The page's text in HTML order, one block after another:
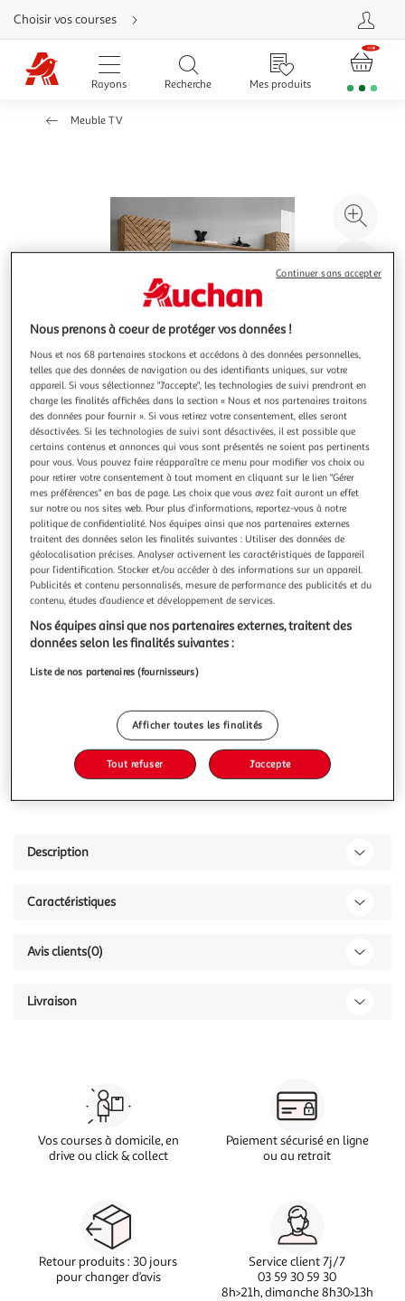
Aller
directement
au
contenu
Aller
directement
Aller
d'aide
Choisir vos courses
Rayons Recherche Mes produits
Meuble TV
à
Illustration
précédente
Illustration
suivante
PARIS PRIX
Ensemble meuble tv switch lamel viii 280cm naturel
Informations Techniques : Dimensions : L. 280 x l. 40 x H.
180 cm (selon positionnement souhaité) Meuble TV : L. 120
x l. 40 x H. 30 cm Vitrine : L. 60 x l. 30 x H. 60 cm Armoire :
L. 30 x l. 30 x H. 180 cm Étagère : L. 180 x l. 20 x H. 1,8 cm
Matière : MDF Cet ensemble contient : 2 x Meuble TV 2 x
En savoir +
Vendu par Paris Prix
Livraison dès 1/2 semaines
59,99€
805,99€
Ajouter au panier
Ajouter à une liste
Description
Caractéristiques
Avis clients(0)
Livraison
Vos courses à domicile, en
drive ou click & collect
Paiement sécurisé en ligne
ou au retrait
Retour produits : 30 jours
pour changer d’avis
Service client 7j/7
03 59 30 59 30
8h>21h, dimanche 8h30>13h
Nous prenons à coeur de protéger vos données !
Nous et nos 68 partenaires stockons et accédons à des données personnelles,
telles que des données de navigation ou des identifiants uniques, sur votre
appareil. Si vous sélectionnez "J'accepte", les technologies de suivi prendront en
charge les finalités affichées dans la section « Nous et nos partenaires traitons
des données pour fournir ». Si vous retirez votre consentement, elles seront
désactivées. Si les technologies de suivi sont désactivées, il est possible que
certains contenus et annonces qui vous sont présentés ne soient pas pertinents
pour vous. Vous pouvez faire réapparaître ce menu pour modifier vos choix ou
pour retirer votre consentement à tout moment en cliquant sur le lien "Gérer
mes préférences" en bas de page. Les choix que vous avez fait auront un effet
sur notre ou nos sites web. Pour plus d’informations, reportez-vous à notre
politique de confidentialité. Nos équipes ainsi que nos partenaires externes
traitent des données selon les finalités suivantes : Utiliser des données de
géolocalisation précises. Analyser activement les caractéristiques de l’appareil
pour l’identification. Stocker et/ou accéder à des informations sur un appareil.
Publicités et contenu personnalisés, mesure de performance des publicités et du
contenu, études d’audience et développement de services.
Nos équipes ainsi que nos partenaires externes, traitent des
données selon les finalités suivantes :
Liste de nos partenaires (fournisseurs)
Afficher toutes les finalités
Tout refuser J'accepte
Continuer sans accepter